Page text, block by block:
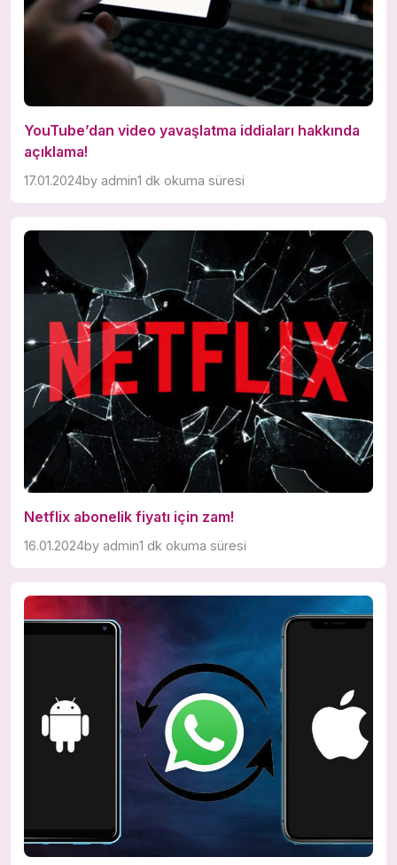
YouTube’dan video yavaşlatma iddiaları hakkında
açıklama!
17.01.2024by admin1 dk okuma süresi
Netflix abonelik fiyatı için zam!
16.01.2024by admin1 dk okuma süresi